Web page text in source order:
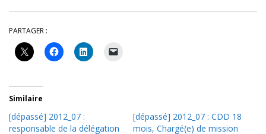
PARTAGER :
Similaire
[dépassé] 2012_07 :
responsable de la délégation
[dépassé] 2012_07 : CDD 18
mois, Chargé(e) de mission